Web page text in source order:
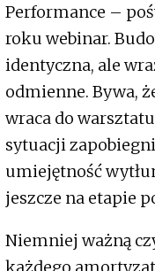
Performance –
roku webinar.
identyczna, ale
odmienne. Bywa,
wraca do
sytuacji
umiejętność
jeszcze na etapie
Niemniej ważną